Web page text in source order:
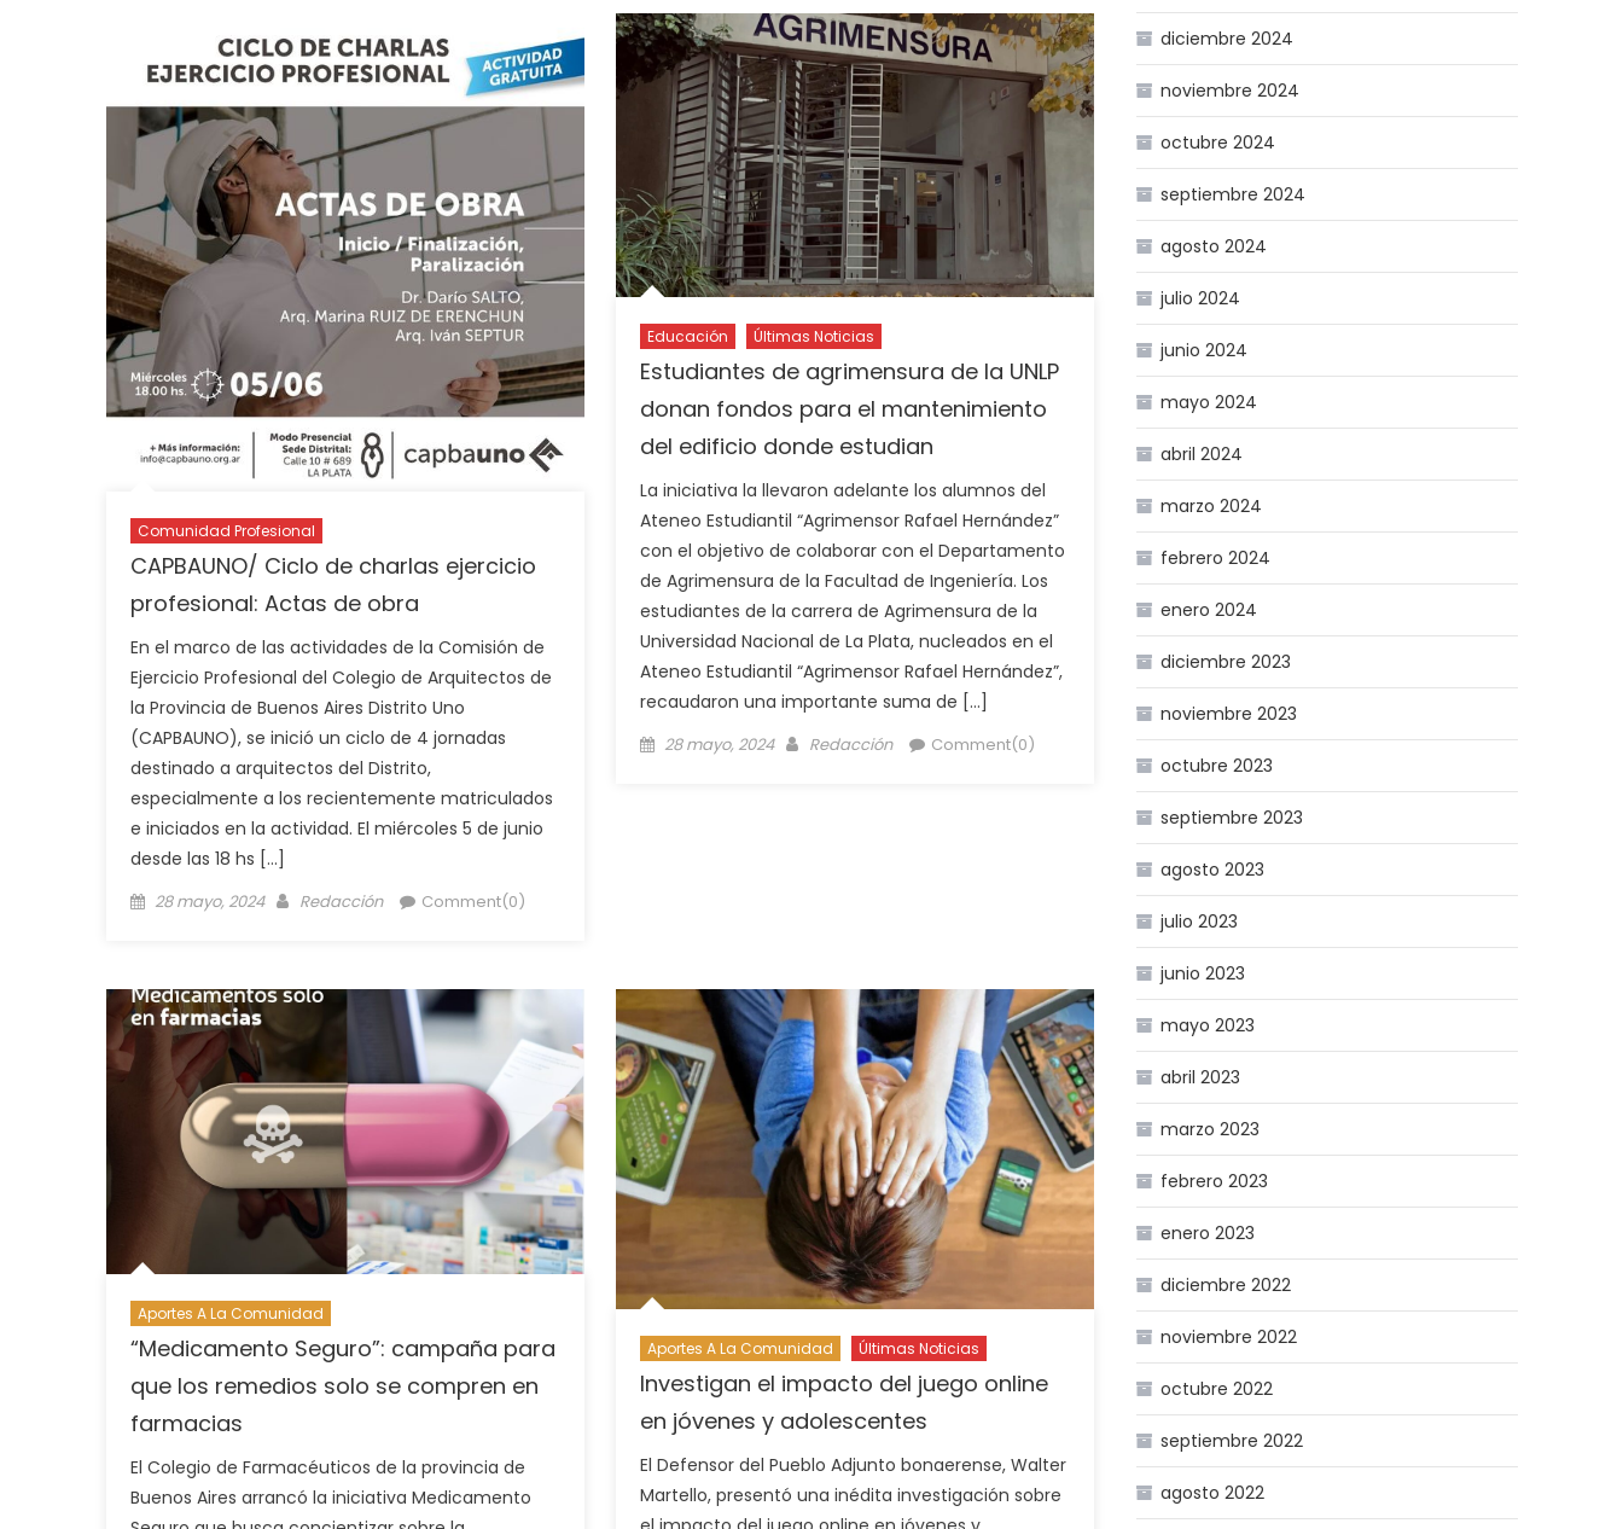
Comunidad Profesional
CAPBAUNO/ Ciclo de charlas ejercicio
profesional: Actas de obra
En el marco de las actividades de la Comisión de
Ejercicio Profesional del Colegio de Arquitectos de
la Provincia de Buenos Aires Distrito Uno
(CAPBAUNO), se inició un ciclo de 4 jornadas
destinado a arquitectos del Distrito,
especialmente a los recientemente matriculados
e iniciados en la actividad. El miércoles 5 de junio
desde las 18 hs […]
28 mayo, 2024 Redacción Comment(0)
Educación Últimas Noticias
Estudiantes de agrimensura de la UNLP
donan fondos para el mantenimiento
del edificio donde estudian
La iniciativa la llevaron adelante los alumnos del
Ateneo Estudiantil “Agrimensor Rafael Hernández”
con el objetivo de colaborar con el Departamento
de Agrimensura de la Facultad de Ingeniería. Los
estudiantes de la carrera de Agrimensura de la
Universidad Nacional de La Plata, nucleados en el
Ateneo Estudiantil “Agrimensor Rafael Hernández”,
recaudaron una importante suma de […]
28 mayo, 2024 Redacción Comment(0)
Aportes A La Comunidad
“Medicamento Seguro”: campaña para
que los remedios solo se compren en
farmacias
El Colegio de Farmacéuticos de la provincia de
Buenos Aires arrancó la iniciativa Medicamento
Aportes A La Comunidad Últimas Noticias
Investigan el impacto del juego online
en jóvenes y adolescentes
El Defensor del Pueblo Adjunto bonaerense, Walter
Martello, presentó una inédita investigación sobre
diciembre 2024
noviembre 2024
octubre 2024
septiembre 2024
agosto 2024
julio 2024
junio 2024
mayo 2024
abril 2024
marzo 2024
febrero 2024
enero 2024
diciembre 2023
noviembre 2023
octubre 2023
septiembre 2023
agosto 2023
julio 2023
junio 2023
mayo 2023
abril 2023
marzo 2023
febrero 2023
enero 2023
diciembre 2022
noviembre 2022
octubre 2022
septiembre 2022
agosto 2022